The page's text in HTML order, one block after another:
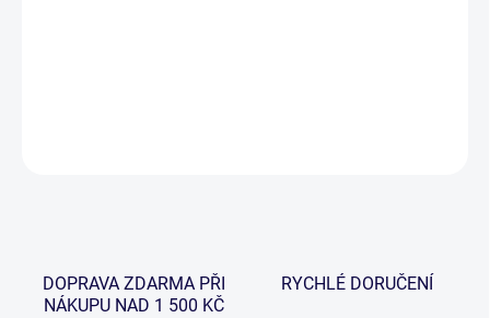
DOPRAVA ZDARMA PŘI
NÁKUPU NAD 1 500 KČ
RYCHLÉ DORUČENÍ